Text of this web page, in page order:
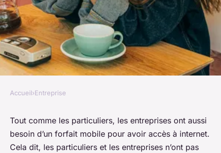
ENTREPRISE
Comment bien choisir son
forfait mobile pour entreprise
Accueil›Entreprise
Tout comme les particuliers, les entreprises ont aussi
besoin d’un forfait mobile pour avoir accès à internet.
Cela dit, les particuliers et les entreprises n’ont pas